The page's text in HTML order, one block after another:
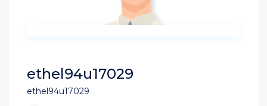
ethel94u17029
ethel94u17029